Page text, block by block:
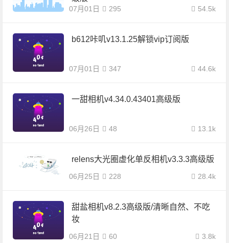
07月01日 54.5k
295
b612咔叽v13.1.25解锁vip订阅版
07月01日 44.6k
347
一甜相机v4.34.0.43401高级版
06月26日 13.1k
48
relens大光圈虚化单反相机v3.3.3高级版
06月25日 28.4k
228
甜盐相机v8.2.3高级版/清晰自然、不吃
妆
06月21日 3.8k
60